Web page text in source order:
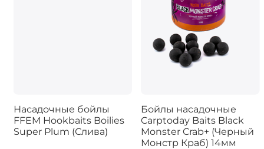
Насадочные бойлы
FFEM Hookbaits Boilies
Super Plum (Слива)
Бойлы насадочные
Carptoday Baits Black
Monster Crab+ (Черный
Монстр Краб) 14мм